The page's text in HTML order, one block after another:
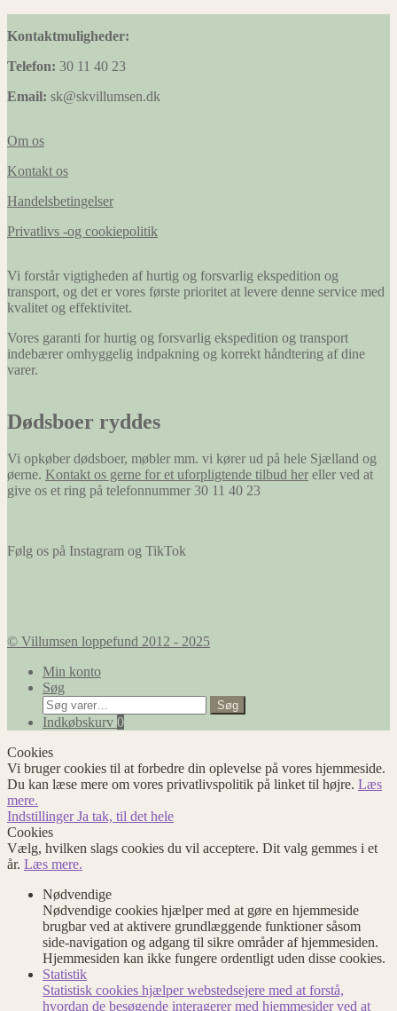
Kontaktmuligheder:
Telefon: 30 11 40 23
Email: sk@skvillumsen.dk
Om os
Kontakt os
Handelsbetingelser
Privatlivs -og cookiepolitik
Vi forstår vigtigheden af hurtig og forsvarlig ekspedition og
transport, og det er vores første prioritet at levere denne service med
kvalitet og effektivitet.
Vores garanti for hurtig og forsvarlig ekspedition og transport
indebærer omhyggelig indpakning og korrekt håndtering af dine
varer.
Dødsboer ryddes
Vi opkøber dødsboer, møbler mm. vi kører ud på hele Sjælland og
øerne. Kontakt os gerne for et uforpligtende tilbud her eller ved at
give os et ring på telefonnummer 30 11 40 23
Følg os på Instagram og TikTok
© Villumsen loppefund 2012 - 2025
Min konto
Søg
Søg
efter:
Søg
Indkøbskurv 0
Cookies
Vi bruger cookies til at forbedre din oplevelse på vores hjemmeside.
Du kan læse mere om vores privatlivspolitik på linket til højre. Læs
mere.
IndstillingerJa tak, til det hele
Cookies
Vælg, hvilken slags cookies du vil acceptere. Dit valg gemmes i et
år. Læs mere.
Nødvendige
Nødvendige cookies hjælper med at gøre en hjemmeside
brugbar ved at aktivere grundlæggende funktioner såsom
side-navigation og adgang til sikre områder af hjemmesiden.
Hjemmesiden kan ikke fungere ordentligt uden disse cookies.
Statistik
Statistisk cookies hjælper webstedsejere med at forstå,
hvordan de besøgende interagerer med hjemmesider ved at